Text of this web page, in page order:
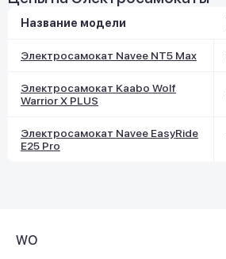
Название модели
Электросамокат Navee NT5 Max
Электросамокат Kaabo Wolf
Warrior X PLUS
Электросамокат Navee EasyRide
E25 Pro
WO